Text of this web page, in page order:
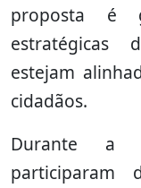
proposta é
estratégicas
estejam
cidadãos.
Durante a
participaram